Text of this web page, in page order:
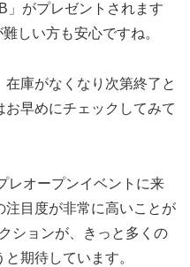
」がプレゼントされます
しい方も安心ですね。
庫がなくなり次第終了と
早めにチェックしてみて
レオープンイベントに来
目度が非常に高いことが
ションが、きっと多くの
期待しています。